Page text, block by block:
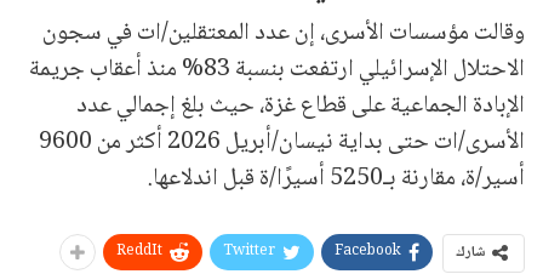
وقالت مؤسسات الأسرى، إن عدد المعتقلين/ات في سجون
الاحتلال الإسرائيلي ارتفعت بنسبة 83% منذ أعقاب جريمة
الإبادة الجماعية على قطاع غزة، حيث بلغ إجمالي عدد
الأسرى/ات حتى بداية نيسان/أبريل 2026 أكثر من 9600
أسير/ة، مقارنة بـ5250 أسيرًا/ة قبل اندلاعها.
شارك Facebook
Twitter
ReddIt